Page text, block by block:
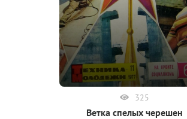
325
Ветка спелых черешен